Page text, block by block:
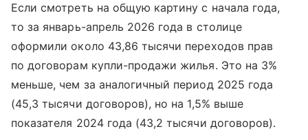
Если смотреть на общую картину с начала года,
то за январь-апрель 2026 года в столице
оформили около 43,86 тысячи переходов прав
по договорам купли-продажи жилья. Это на 3%
меньше, чем за аналогичный период 2025 года
(45,3 тысячи договоров), но на 1,5% выше
показателя 2024 года (43,2 тысячи договоров).